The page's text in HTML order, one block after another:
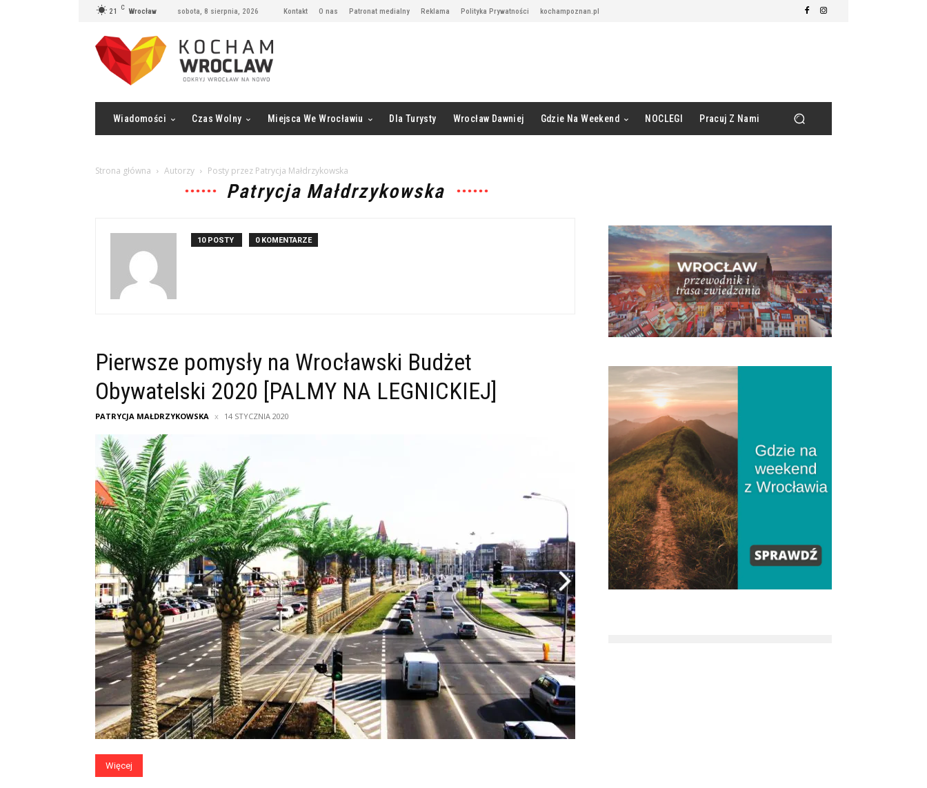
21 C Wrocław sobota, 8 sierpnia, 2026 Kontakt O nas Patronat medialny Reklama Polityka Prywatności kochampoznan.pl
Wiadomości Czas Wolny Miejsca We Wrocławiu Dla Turysty Wrocław Dawniej Gdzie Na Weekend NOCLEGI Pracuj Z Nami
Strona główna Autorzy Posty przez Patrycja Małdrzykowska
Patrycja Małdrzykowska
10 POSTY 0 KOMENTARZE
Pierwsze pomysły na Wrocławski Budżet
Obywatelski 2020 [PALMY NA LEGNICKIEJ]
PATRYCJA MAŁDRZYKOWSKA 14 STYCZNIA 2020
Więcej